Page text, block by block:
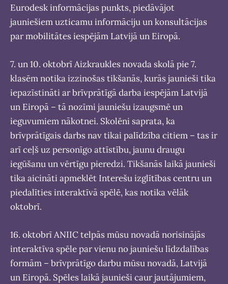
Eurodesk informācijas punkts, piedāvājot
jauniešiem uzticamu informāciju un konsultācijas
par mobilitātes iespējām Latvijā un Eiropā.
7. un 10. oktobrī Aizkraukles novada skolā pie 7.
klasēm notika izzinošas tikšanās, kurās jaunieši tika
iepazīstināti ar brīvprātīgā darba iespējām Latvijā
un Eiropā – tā nozīmi jauniešu izaugsmē un
ieguvumiem nākotnei. Skolēni saprata, ka
brīvprātīgais darbs nav tikai palīdzība citiem – tas ir
arī ceļš uz personīgo attīstību, jaunu draugu
iegūšanu un vērtīgu pieredzi. Tikšanās laikā jaunieši
tika aicināti apmeklēt Interešu izglītības centru un
piedalīties interaktīvā spēlē, kas notika vēlāk
oktobrī.
16. oktobrī ANIIC telpās mūsu novadā norisinājās
interaktīva spēle par vienu no jauniešu līdzdalības
formām – brīvprātīgo darbu mūsu novadā, Latvijā
un Eiropā. Spēles laikā jaunieši caur jautājumiem,